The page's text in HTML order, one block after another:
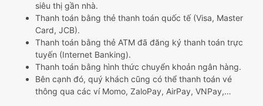
siêu thị gần nhà.
Thanh toán bằng thẻ thanh toán quốc tế (Visa, Master
Card, JCB).
Thanh toán bằng thẻ ATM đã đăng ký thanh toán trực
tuyến (Internet Banking).
Thanh toán bằng hình thức chuyển khoản ngân hàng.
Bên cạnh đó, quý khách cũng có thể thanh toán vé
thông qua các ví Momo, ZaloPay, AirPay, VNPay,…